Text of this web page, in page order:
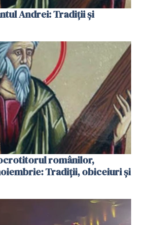
Andrei: Tradiții și
românilor,
Tradiţii, obiceiuri și